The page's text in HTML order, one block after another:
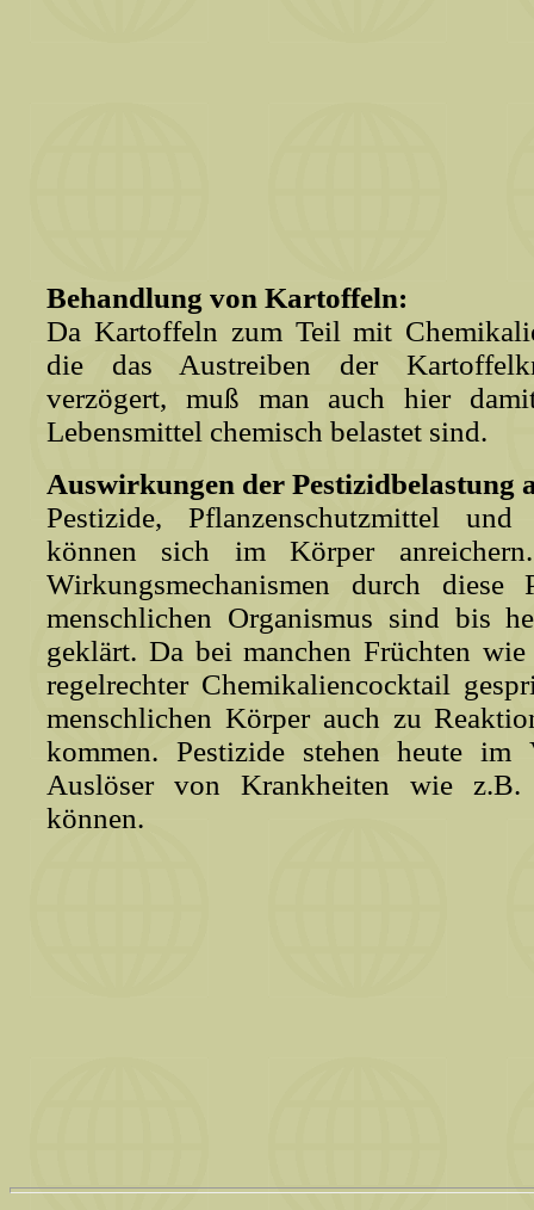
Behandlung von Kartoffeln:
Da Kartoffeln zum Teil mit
die das Austreiben der
verzögert, muß man auch hier
Lebensmittel chemisch belastet sind.
Auswirkungen der Pestizidbelastung
Pestizide, Pflanzenschutzmittel und
können sich im Körper
Wirkungsmechanismen durch diese
menschlichen Organismus sind bis
geklärt. Da bei manchen Früchten
regelrechter Chemikaliencocktail
menschlichen Körper auch zu
kommen. Pestizide stehen heute im
Auslöser von Krankheiten wie
können.